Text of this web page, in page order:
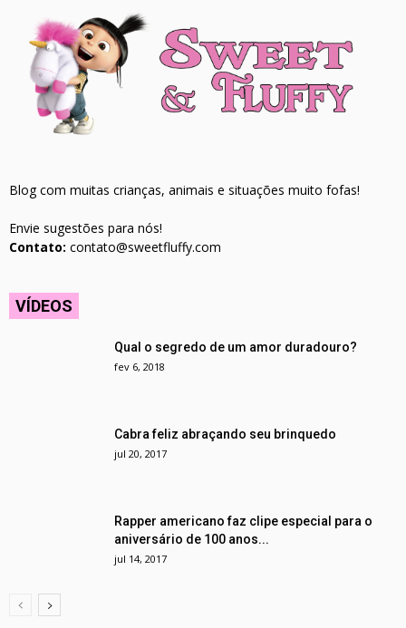
Blog com muitas crianças, animais e situações muito fofas!
Envie sugestões para nós!
Contato: contato@sweetfluffy.com
VÍDEOS
Qual o segredo de um amor duradouro?
fev 6, 2018
Cabra feliz abraçando seu brinquedo
jul 20, 2017
Rapper americano faz clipe especial para o
aniversário de 100 anos...
jul 14, 2017